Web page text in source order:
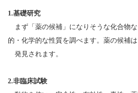
1.基礎研究
まず「薬の候補」になりそうな化合物
的・化学的な性質を調べます。薬の候補
発見されます。
2.非臨床試験